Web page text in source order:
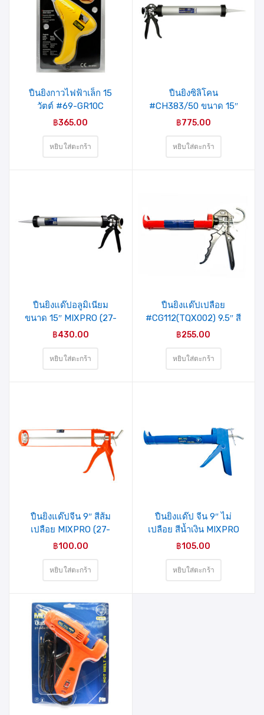
ปืนยิงกาวไฟฟ้าเล็ก 15
วัตต์ #69-GR10C
STANLEY
฿365.00
หยิบใส่ตะกร้า
ปืนยิงซิลิโคน
#CH383/50 ขนาด 15″
MIXPRO (27-004-010)
฿775.00
หยิบใส่ตะกร้า
ปืนยิงแด๊ปอลูมิเนียม
ขนาด 15″ MIXPRO (27-
004-018)
฿430.00
หยิบใส่ตะกร้า
ปืนยิงแด๊ปเปลือย
#CG112(TQX002) 9.5″ สี
แดง MIXPRO (27-004-
฿255.00
หยิบใส่ตะกร้า
ปืนยิงแด๊ปจีน 9″ สีส้ม
เปลือย MIXPRO (27-
004-004)
฿100.00
หยิบใส่ตะกร้า
ปืนยิงแด๊ป จีน 9″ ไม่
เปลือย สีน้ำเงิน MIXPRO
(27-004-003)
฿105.00
หยิบใส่ตะกร้า